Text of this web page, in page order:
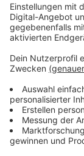
Anzeige
Polizei
Anzeige
Nach einer
Jährigen in